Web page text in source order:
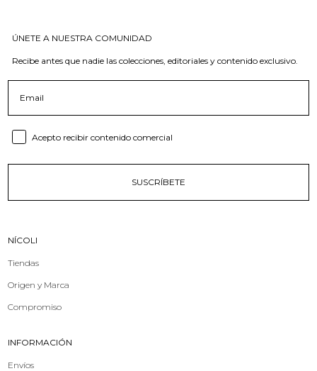
ÚNETE A NUESTRA COMUNIDAD
Recibe antes que nadie las colecciones, editoriales y contenido exclusivo.
Consent email
Acepto recibir contenido comercial
SUSCRÍBETE
NÍCOLI
Tiendas
Origen y Marca
Compromiso
INFORMACIÓN
Envíos